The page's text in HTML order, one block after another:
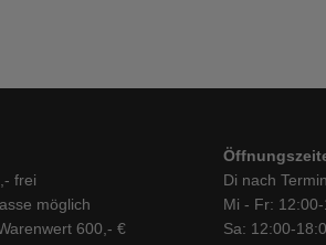
frei
möglich
600,- €
Di nach
Mi - Fr:
Sa: 12:00-